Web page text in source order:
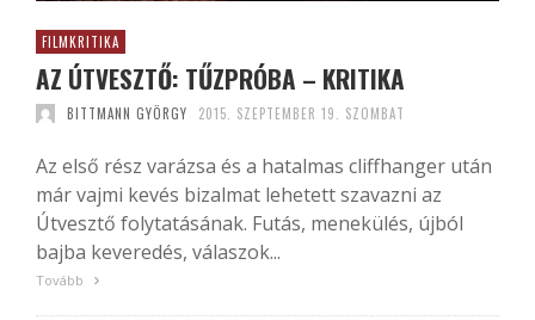
FILMKRITIKA
AZ ÚTVESZTŐ: TŰZPRÓBA – KRITIKA
BITTMANN GYÖRGY 2015. SZEPTEMBER 19. SZOMBAT
Az első rész varázsa és a hatalmas cliffhanger után
már vajmi kevés bizalmat lehetett szavazni az
Útvesztő folytatásának. Futás, menekülés, újból
bajba keveredés, válaszok...
Tovább